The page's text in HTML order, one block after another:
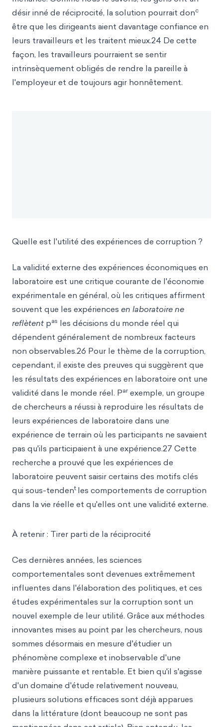
désir inné de réciprocité, la solution pourrait donc
être que les dirigeants aient davantage confiance en
leurs travailleurs et les traitent mieux.24 De cette
façon, les travailleurs pourraient se sentir
intrinsèquement obligés de rendre la pareille à
l'employeur et de toujours agir honnêtement.
Quelle est l'utilité des expériences de corruption ?
La validité externe des expériences économiques en
laboratoire est une critique courante de l'économie
expérimentale en général, où les critiques affirment
souvent que les expériences en laboratoire ne
reflètent pas les décisions du monde réel qui
dépendent généralement de nombreux facteurs
non observables.26 Pour le thème de la corruption,
cependant, il existe des preuves qui suggèrent que
les résultats des expériences en laboratoire ont une
validité dans le monde réel. Par exemple, un groupe
de chercheurs a réussi à reproduire les résultats de
leurs expériences de laboratoire dans une
expérience de terrain où les participants ne savaient
pas qu'ils participaient à une expérience.27 Cette
recherche a prouvé que les expériences de
laboratoire peuvent saisir certains des motifs clés
qui sous-tendent les comportements de corruption
dans la vie réelle et qu'elles ont une validité externe.
À retenir : Tirer parti de la réciprocité
Ces dernières années, les sciences
comportementales sont devenues extrêmement
influentes dans l'élaboration des politiques, et ces
études expérimentales sur la corruption sont un
nouvel exemple de leur utilité. Grâce aux méthodes
innovantes mises au point par les chercheurs, nous
sommes désormais en mesure d'étudier un
phénomène complexe et inobservable d'une
manière puissante et rentable. Et bien qu'il s'agisse
d'un domaine d'étude relativement nouveau,
plusieurs solutions efficaces sont déjà apparues
dans la littérature (dont beaucoup ne sont pas